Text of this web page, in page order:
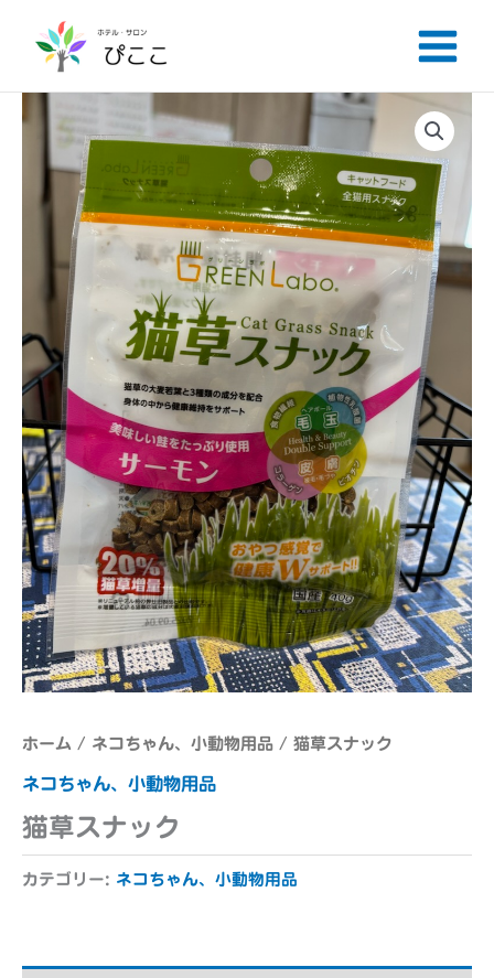
ホーム / ネコちゃん、小動物用品 / 猫草スナック
ネコちゃん、小動物用品
猫草スナック
カテゴリー: ネコちゃん、小動物用品